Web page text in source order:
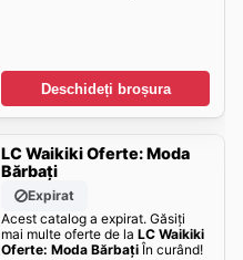
Deschideți broșura
LC Waikiki Oferte: Moda
Bărbați
Expirat
Acest catalog a expirat. Găsiți
mai multe oferte de la LC Waikiki
Oferte: Moda BărbațiÎn curând!